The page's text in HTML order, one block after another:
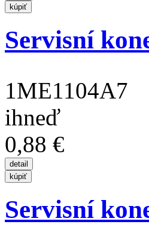
Servisní
1ME1104A7
ihneď
0,88 €
Servisní